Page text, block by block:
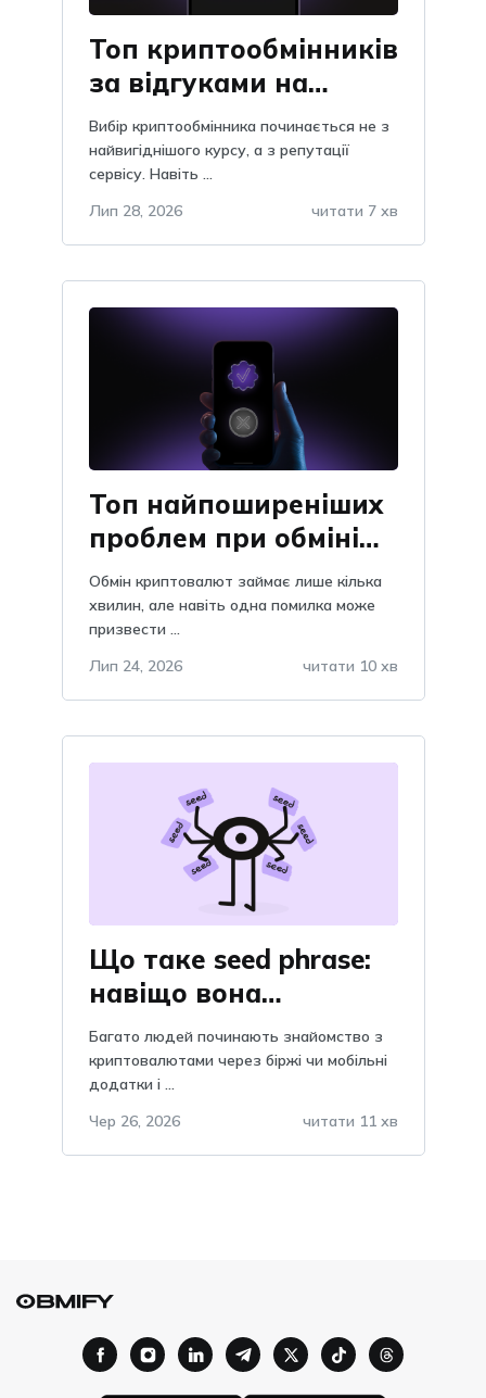
Топ криптообмінників
за відгуками на
Obmify
Вибір криптообмінника починається не з
найвигіднішого курсу, а з репутації
сервісу. Навіть ...
Лип 28, 2026
читати 7 хв
Топ найпоширеніших
проблем при обміні
криптовалют: як їх
уникнути
Обмін криптовалют займає лише кілька
хвилин, але навіть одна помилка може
призвести ...
Лип 24, 2026
читати 10 хв
Що таке seed phrase:
навіщо вона
потрібна, пояснення
та важливість, чому
не можна зберігати в
telegram?
Багато людей починають знайомство з
криптовалютами через біржі чи мобільні
додатки і ...
Чер 26, 2026
читати 11 хв